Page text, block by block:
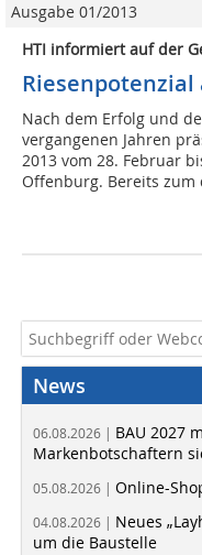
Ausgabe 01/2013
HTI informiert auf der
Riesenpotenzial
Nach dem Erfolg und
vergangenen Jahren
2013 vom 28. Februar
Offenburg. Bereits zum
News
06.08.2026 | BAU 2027
Markenbotschaftern
05.08.2026 | Online-
04.08.2026 | Neues
um die Baustelle